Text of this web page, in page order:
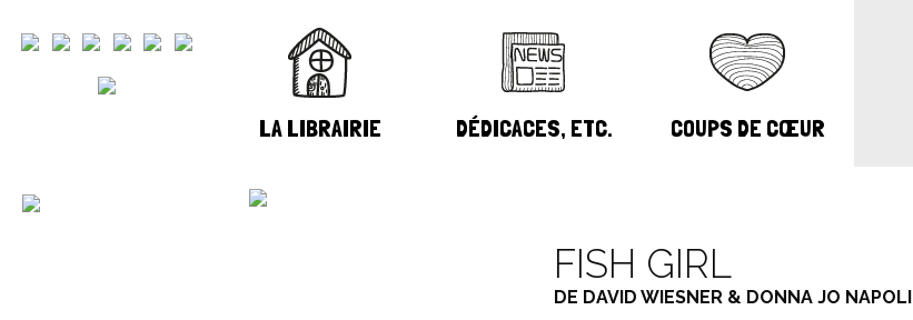
LA LIBRAIRIE DÉDICACES, ETC. COUPS DE CŒUR
FISH GIRL
DE DAVID WIESNER & DONNA JO NAPOLI